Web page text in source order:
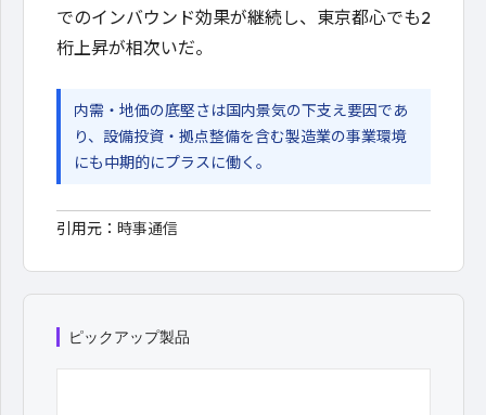
でのインバウンド効果が継続し、東京都心でも2
桁上昇が相次いだ。
内需・地価の底堅さは国内景気の下支え要因であ
り、設備投資・拠点整備を含む製造業の事業環境
にも中期的にプラスに働く。
引用元： 時事通信
ピックアップ製品